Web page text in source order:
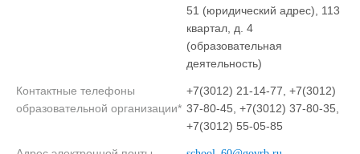
51 (юридический адрес), 113
квартал, д. 4
(образовательная
деятельность)
Контактные телефоны
образовательной организации*
+7(3012) 21-14-77, +7(3012)
37-80-45, +7(3012) 37-80-35,
+7(3012) 55-05-85